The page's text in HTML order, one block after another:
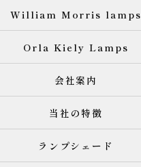
William Morris lamps
Orla Kiely Lamps
会社案内
当社の特徴
ランプシェード